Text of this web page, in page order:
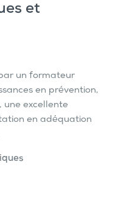
et
un formateur
en prévention,
une excellente
en adéquation